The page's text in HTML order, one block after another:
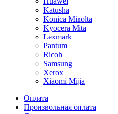
Katusha
Konica Minolta
Kyocera Mita
Lexmark
Pantum
Ricoh
Samsung
Xerox
Xiaomi Mijia
Оплата
Произвольная оплата